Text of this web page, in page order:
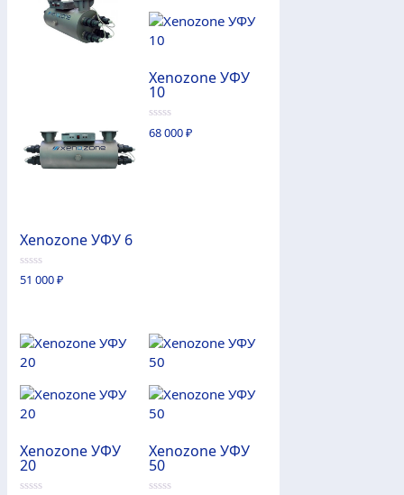
Xenozone УФУ 6
0
из
51 000₽
Xenozone УФУ
10
0
из
68 000₽
Xenozone УФУ
20
Xenozone УФУ
50